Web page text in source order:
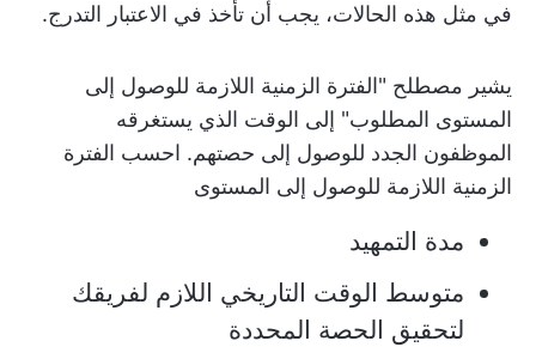
في مثل هذه الحالات، يجب أن تأخذ في الاعتبار التدرج.
يشير مصطلح "الفترة الزمنية اللازمة للوصول إلى
المستوى المطلوب" إلى الوقت الذي يستغرقه
الموظفون الجدد للوصول إلى حصتهم. احسب الفترة
الزمنية اللازمة للوصول إلى المستوى
مدة التمهيد
متوسط الوقت التاريخي اللازم لفريقك
لتحقيق الحصة المحددة